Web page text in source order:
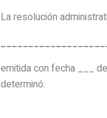
La resolución
emitida con fecha ___
determinó: